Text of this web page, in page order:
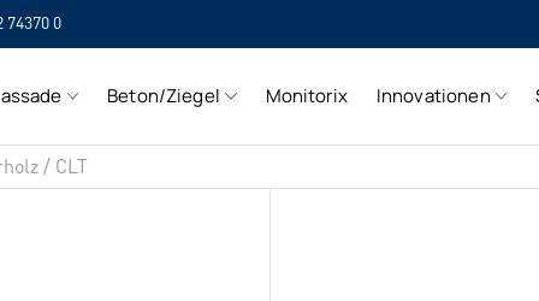
74370 0
Beton/Ziegel Monitorix Innovationen
/ CLT